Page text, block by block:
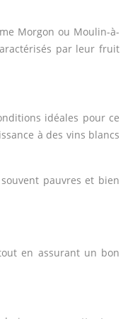
Morgon ou Moulin-à-
par leur fruit
idéales pour ce
à des vins blancs
pauvres et bien
en assurant un bon